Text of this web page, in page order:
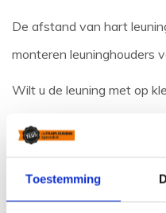
Toestemming
De afstand van hart
monteren leuninghouders
Wilt u de leuning met op
6 cm.